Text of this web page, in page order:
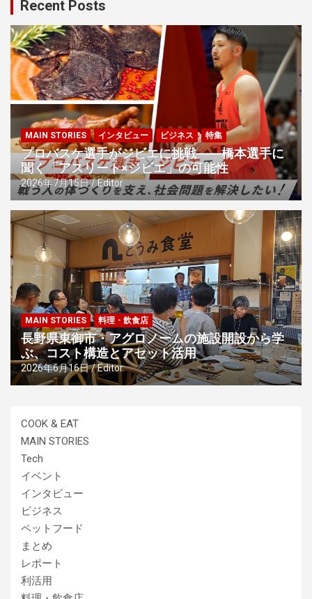
Recent Posts
MAIN STORIES インタビュー ビジネス 特集
プロバスケ選手がジビエに挑戦――橋本選手に
聞く「アスリート×ジビエ」の可能性
2026年7月15日 Editor
MAIN STORIES 料理・飲食店
長野県東御市・アグロノームの施設開設から学
ぶ、コスト構造とアセット活用
2026年6月16日 Editor
COOK & EAT
MAIN STORIES
Tech
イベント
インタビュー
ビジネス
ペットフード
まとめ
レポート
利活用